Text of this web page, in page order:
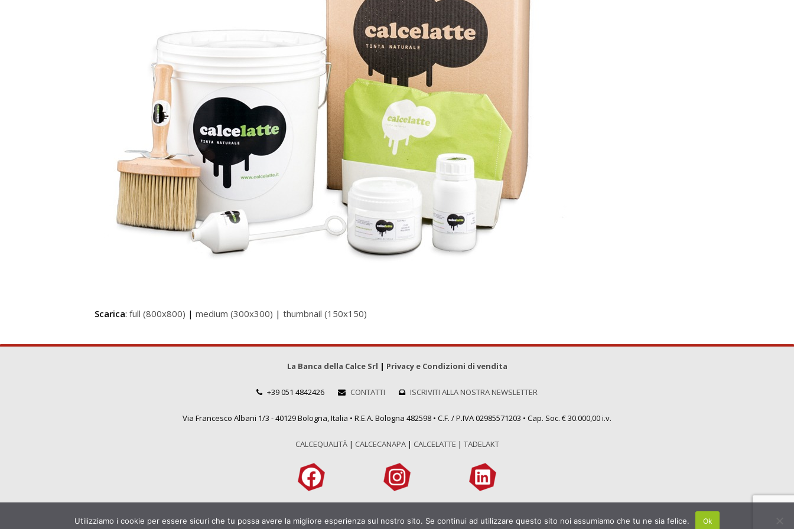
Scarica: full (800x800) | medium (300x300) | thumbnail (150x150)
La Banca della Calce Srl | Privacy e Condizioni di vendita
+39 051 4842426 CONTATTI ISCRIVITI ALLA NOSTRA NEWSLETTER
Via Francesco Albani 1/3 - 40129 Bologna, Italia • R.E.A. Bologna 482598 • C.F. / P.IVA 02985571203 • Cap. Soc. € 30.000,00 i.v.
CALCEQUALITÀ| CALCECANAPA| CALCELATTE | TADELAKT
Utilizziamo i cookie per essere sicuri che tu possa avere la migliore esperienza sul nostro sito. Se continui ad utilizzare questo sito noi assumiamo che tu ne sia felice. Ok